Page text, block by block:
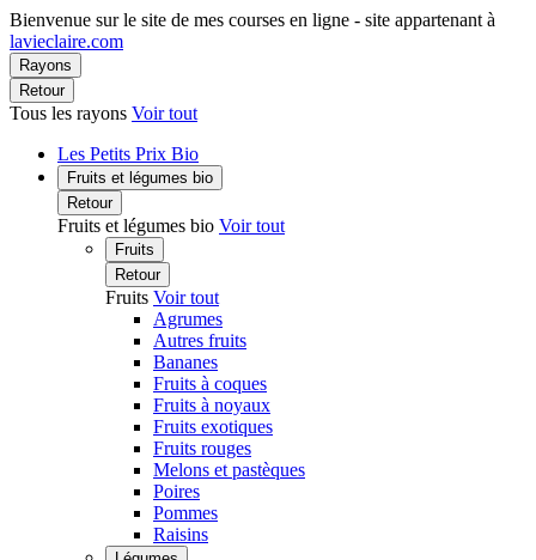
Bienvenue sur le site de mes courses en ligne - site appartenant à
lavieclaire.com
Rayons
Retour
Tous les rayons Voir tout
Les Petits Prix Bio
Fruits et légumes bio
Retour
Fruits et légumes bio Voir tout
Fruits
Retour
Fruits Voir tout
Agrumes
Autres fruits
Bananes
Fruits à coques
Fruits à noyaux
Fruits exotiques
Fruits rouges
Melons et pastèques
Poires
Pommes
Raisins